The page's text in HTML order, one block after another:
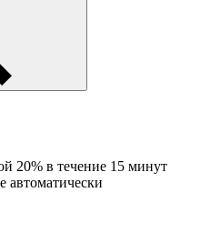
20% в течение 15 минут
автоматически